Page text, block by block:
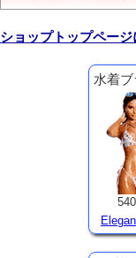
ショップトップページ
水着